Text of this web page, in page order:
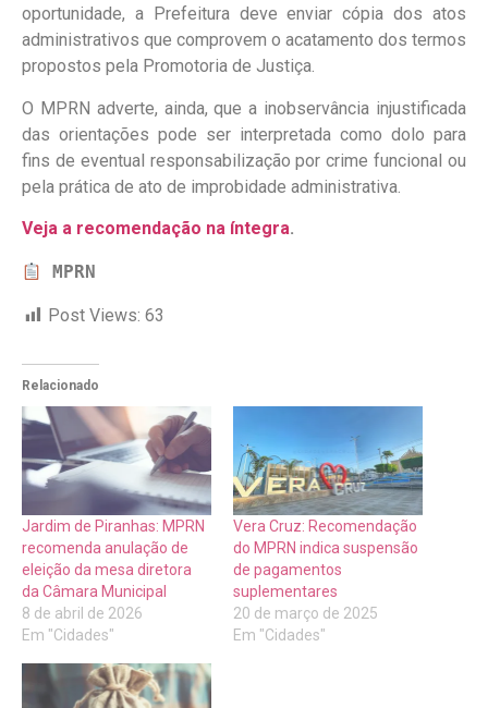
oportunidade, a Prefeitura deve enviar cópia dos atos
administrativos que comprovem o acatamento dos termos
propostos pela Promotoria de Justiça.
O MPRN adverte, ainda, que a inobservância injustificada
das orientações pode ser interpretada como dolo para
fins de eventual responsabilização por crime funcional ou
pela prática de ato de improbidade administrativa.
Veja a recomendação na íntegra.
MPRN
Post Views: 63
Relacionado
Jardim de Piranhas: MPRN
recomenda anulação de
eleição da mesa diretora
da Câmara Municipal
8 de abril de 2026
Em "Cidades"
Vera Cruz: Recomendação
do MPRN indica suspensão
de pagamentos
suplementares
20 de março de 2025
Em "Cidades"